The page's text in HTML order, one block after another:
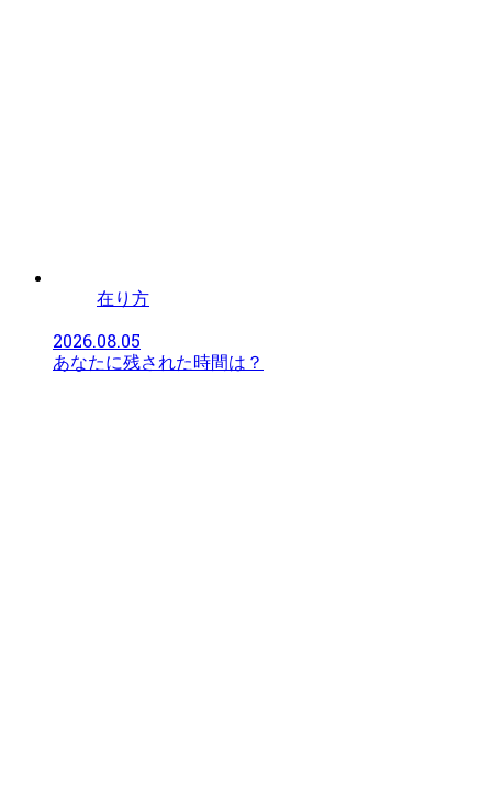
在り方
2026.08.05
あなたに残された時間は？